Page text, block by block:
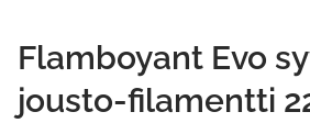
Flamboyant Evo
jousto-filamentti